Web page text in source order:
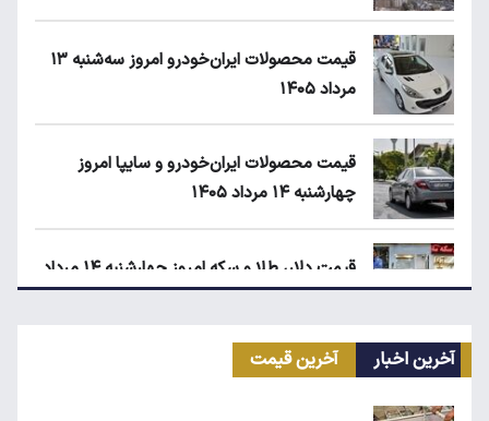
قیمت محصولات ایران‌خودرو امروز سه‌شنبه ۱۳
مرداد ۱۴۰۵
قیمت محصولات ایران‌خودرو و سایپا امروز
چهارشنبه ۱۴ مرداد ۱۴۰۵
قیمت دلار، طلا و سکه امروز چهارشنبه ۱۴ مرداد
۱۴۰۵
ابلاغیه جدید وزارت کار؛ چه کسانی از فهرست
آخرین اخبار آخرین قیمت